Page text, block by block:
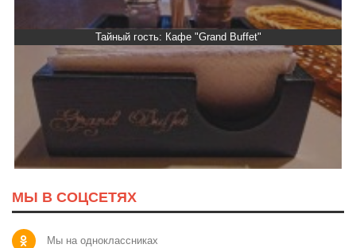
Тайный гость: ресторан «Пиросмани»
МЫ В СОЦСЕТЯХ
Мы на одноклассниках